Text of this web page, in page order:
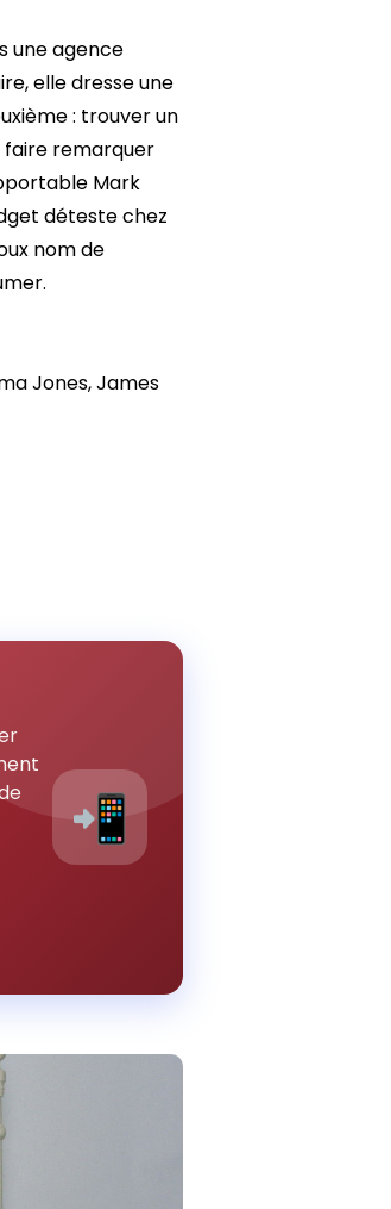
une agence
elle dresse une
: trouver un
faire remarquer
Mark
déteste chez
nom de
Jones, James
📲